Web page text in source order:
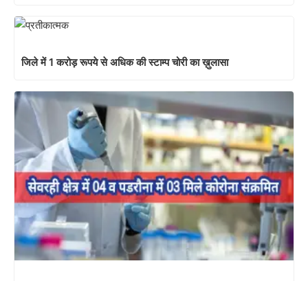
जिले में 1 करोड़ रूपये से अधिक की स्टाम्प चोरी का ख़ुलासा